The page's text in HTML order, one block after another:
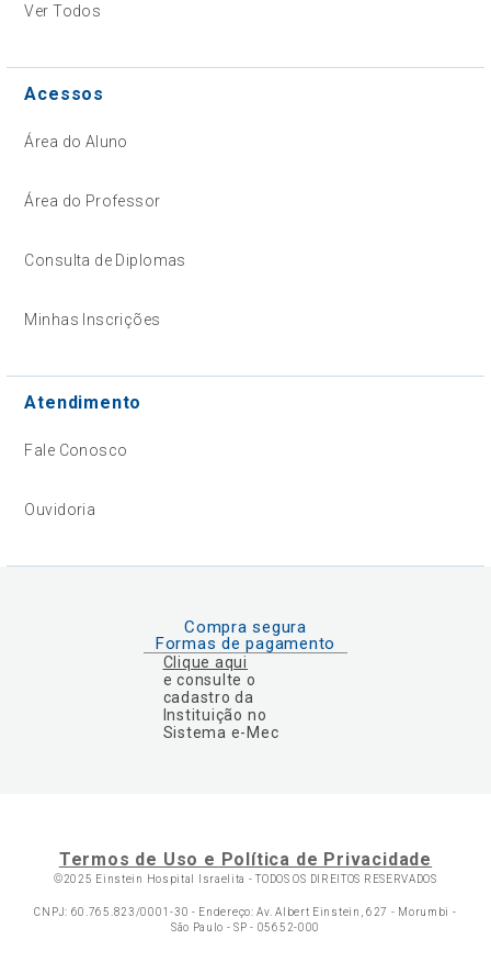
Ver Todos
Acessos
Área do Aluno
Área do Professor
Consulta de Diplomas
Minhas Inscrições
Atendimento
Fale Conosco
Ouvidoria
Compra segura
Formas de pagamento
Clique aqui
e consulte o
cadastro da
Instituição no
Sistema e-Mec
Termos de Uso e Política de Privacidade
©2025 Einstein Hospital Israelita -TODOS OS DIREITOS RESERVADOS
CNPJ: 60.765.823/0001-30 - Endereço: Av. Albert Einstein, 627 - Morumbi -
São Paulo - SP - 05652-000